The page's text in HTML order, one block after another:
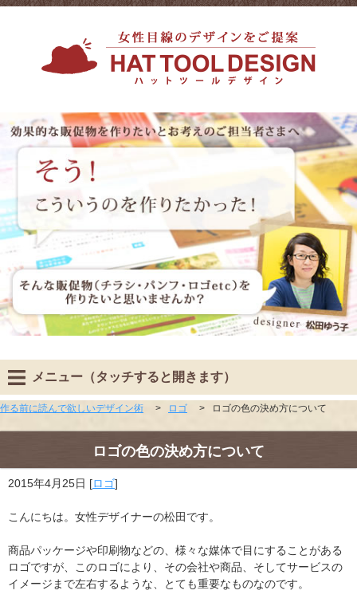
メニュー（タッチすると開きます）
作る前に読んで欲しいデザイン術 > ロゴ > ロゴの色の決め方について
ロゴの色の決め方について
2015年4月25日 [ロゴ]
こんにちは。女性デザイナーの松田です。
商品パッケージや印刷物などの、様々な媒体で目にすることがある
ロゴですが、このロゴにより、その会社や商品、そしてサービスの
イメージまで左右するような、とても重要なものなのです。